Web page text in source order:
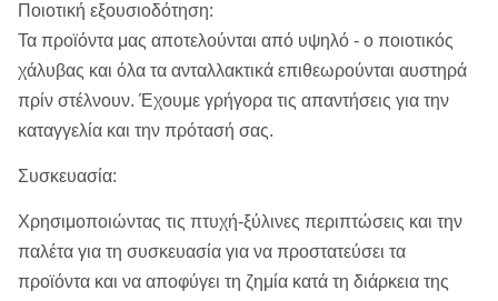
M60
8»
COP84
SD8
M80/M85
Ποιοτική εξουσιοδότηση:
Τα προϊόντα μας αποτελούνται από υψηλό - ο ποιοτικός
χάλυβας και όλα τα ανταλλακτικά επιθεωρούνται αυστηρά
πρίν στέλνουν. Έχουμε γρήγορα τις απαντήσεις για την
καταγγελία και την πρότασή σας.
Συσκευασία:
Χρησιμοποιώντας τις πτυχή-ξύλινες περιπτώσεις και την
παλέτα για τη συσκευασία για να προστατεύσει τα
προϊόντα και να αποφύγει τη ζημία κατά τη διάρκεια της